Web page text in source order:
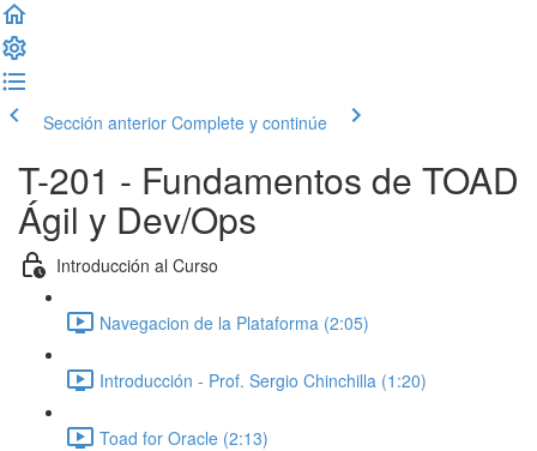
Sección anterior Complete y continúe
T-201 - Fundamentos de TOAD
Ágil y Dev/Ops
Introducción al Curso
Navegacion de la Plataforma (2:05)
Introducción - Prof. Sergio Chinchilla (1:20)
Toad for Oracle (2:13)